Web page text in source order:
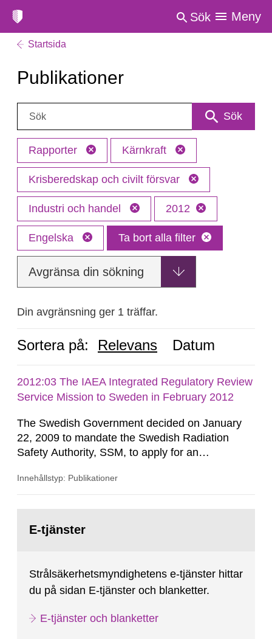
Sök Meny
Startsida
Publikationer
Sök: Sök
Rapporter Kärnkraft
Krisberedskap och civilt försvar
Industri och handel 2012
Engelska Ta bort alla filter
Avgränsa din sökning
Din avgränsning ger 1 träffar.
Sortera på: Relevans Datum
2012:03 The IAEA Integrated Regulatory Review
Service Mission to Sweden in February 2012
The Swedish Government decided on January
22, 2009 to mandate the Swedish Radiation
Safety Authority, SSM, to apply for an
areas of supervision, an ‘IRRS’ (Integrated
February 25, 2009, SSM made a formal request
to the IAEA for an IRRS in Sweden. The time...
Innehållstyp: Publikationer
sida:E-tjänster
Strålsäkerhetsmyndighetens e-tjänster hittar
du på sidan E-tjänster och blanketter.
E-tjänster och blanketter